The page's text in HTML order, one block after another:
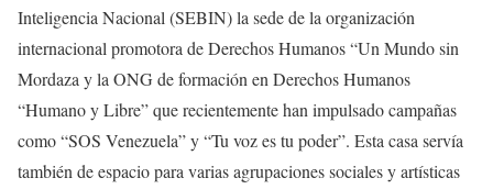
Inteligencia Nacional (SEBIN) la sede de la organización
internacional promotora de Derechos Humanos “Un Mundo sin
Mordaza y la ONG de formación en Derechos Humanos
“Humano y Libre” que recientemente han impulsado campañas
como “SOS Venezuela” y “Tu voz es tu poder”. Esta casa servía
también de espacio para varias agrupaciones sociales y artísticas